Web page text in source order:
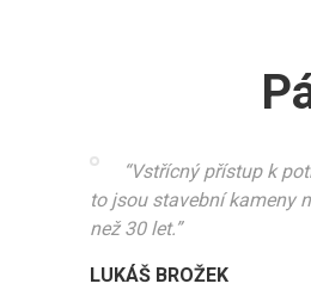
“Vstřícný přístup k
to jsou stavební kameny
než 30 let.”
LUKÁŠ BROŽEK